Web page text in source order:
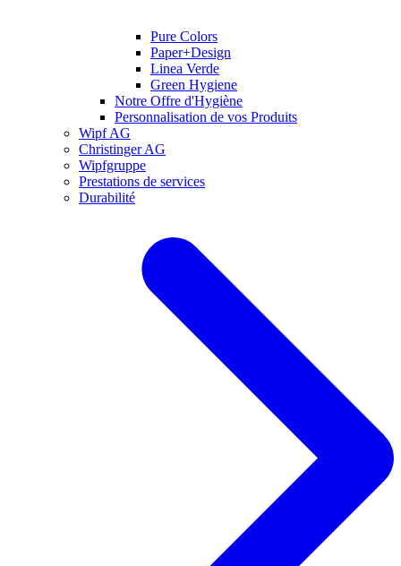
Pure Colors
Paper+Design
Linea Verde
Green Hygiene
Notre Offre d'Hygiène
Personnalisation de vos Produits
Wipf AG
Christinger AG
Wipfgruppe
Prestations de services
Durabilité